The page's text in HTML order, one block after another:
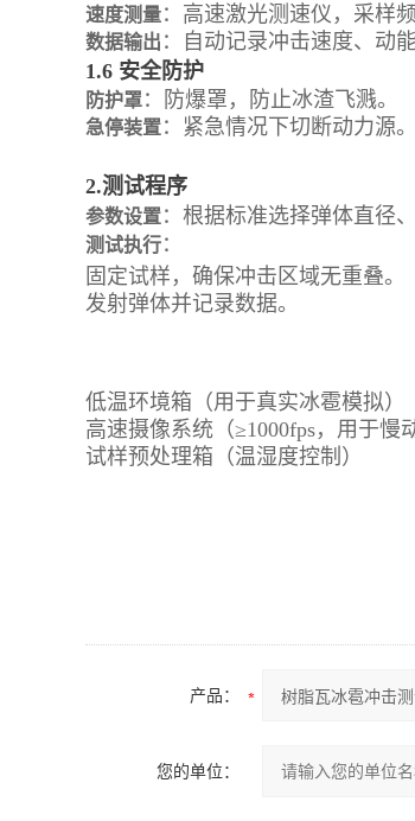
速度测量：高速激光测速仪，采样频
数据输出 ：自动记录冲击速度、动
1.6 安全防护
防护罩：防爆罩，防止冰渣飞溅。
急停装置：紧急情况下切断动力源。
2.测试程序
参数设置：根据标准选择弹体直径
测试执行：
固定试样，确保冲击区域无重叠。
发射弹体并记录数据。
低温环境箱（用于真实冰雹模拟）
高速摄像系统（≥1000fps，用于慢
试样预处理箱（温湿度控制）
产品：
您的单位：